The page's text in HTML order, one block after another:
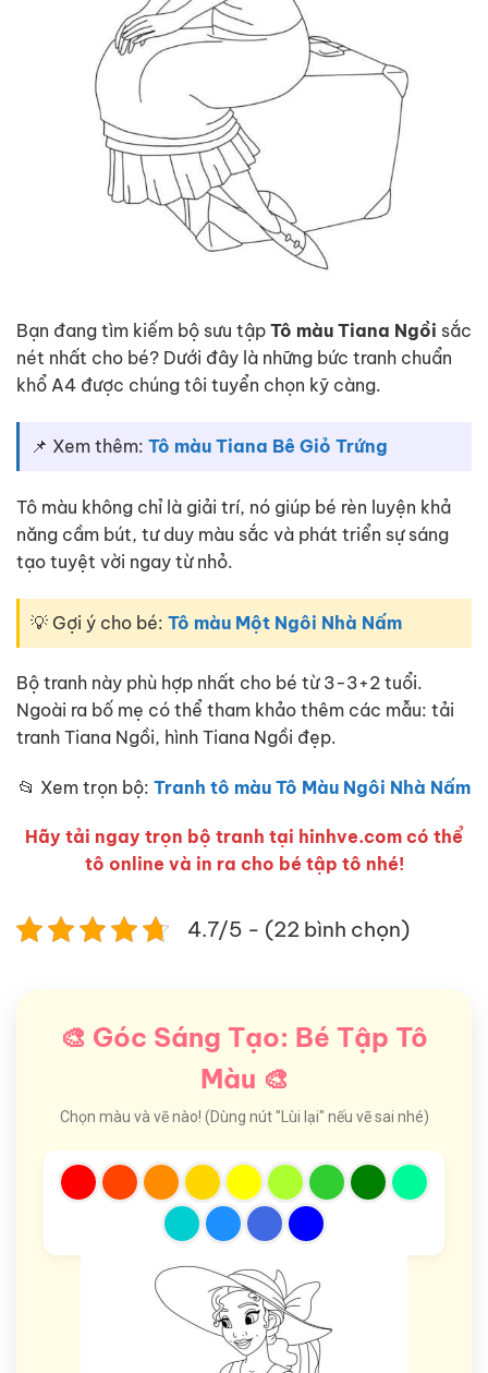
Bạn đang tìm kiếm bộ sưu tập Tô màu Tiana Ngồi sắc
nét nhất cho bé? Dưới đây là những bức tranh chuẩn
khổ A4 được chúng tôi tuyển chọn kỹ càng.
📌 Xem thêm: Tô màu Tiana Bê Giỏ Trứng
Tô màu không chỉ là giải trí, nó giúp bé rèn luyện khả
năng cầm bút, tư duy màu sắc và phát triển sự sáng
tạo tuyệt vời ngay từ nhỏ.
💡 Gợi ý cho bé: Tô màu Một Ngôi Nhà Nấm
Bộ tranh này phù hợp nhất cho bé từ 3-3+2 tuổi.
Ngoài ra bố mẹ có thể tham khảo thêm các mẫu: tải
tranh Tiana Ngồi, hình Tiana Ngồi đẹp.
📂 Xem trọn bộ: Tranh tô màu Tô Màu Ngôi Nhà Nấm
Hãy tải ngay trọn bộ tranh tại hinhve.com có thể
tô online và in ra cho bé tập tô nhé!
4.7/5 - (22 bình chọn)
🎨 Góc Sáng Tạo: Bé Tập Tô
Màu 🎨
Chọn màu và vẽ nào! (Dùng nút "Lùi lại" nếu vẽ sai nhé)